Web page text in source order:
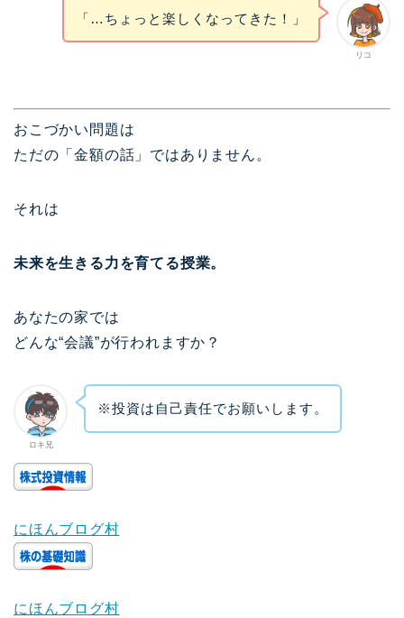
リコ
「…ちょっと楽しくなってきた！」
おこづかい問題は
ただの「金額の話」ではありません。
それは
未来を生きる力を育てる授業。
あなたの家では
どんな“会議”が行われますか？
ロキ兄
※投資は自己責任でお願いします。
にほんブログ村
にほんブログ村